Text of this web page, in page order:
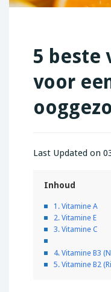
5 beste
voor
Last Updated on
Inhoud
1. Vitamine A
2. Vitamine E
3. Vitamine C
4. Vitamine B3
5. Vitamine B2